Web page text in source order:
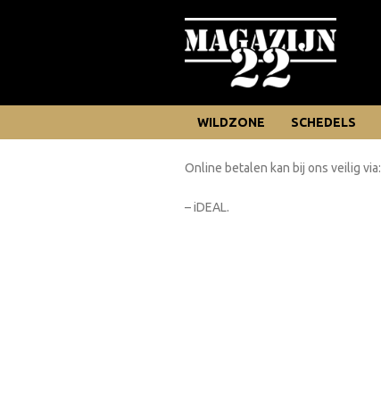
WILDZONE SCHEDELS
Online betalen kan bij ons veilig via:
– iDEAL.